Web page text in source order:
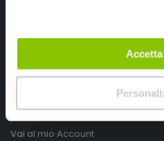
Privacy Policy
Account
Vai al mio Account